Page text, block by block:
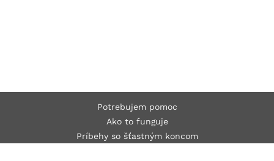
Potrebujem pomoc
Ako to funguje
Príbehy so šťastným koncom